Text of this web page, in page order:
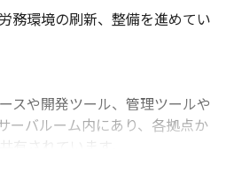
務環境の刷新、整備を進めてい
スや開発ツール、管理ツールや
ーバルーム内にあり、各拠点か
有されています。